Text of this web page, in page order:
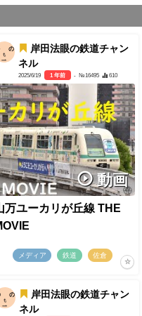
岸田法眼の鉄道チャン
ネル
2025/6/19 1 年前 - №16495 610
動画
万ユーカリが丘線 THE
メディア 鉄道 佐倉
岸田法眼の鉄道チャン
ネル